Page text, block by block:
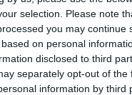
selection. Please note
you may continue
on personal
disclosed to third
separately opt-out of the
information by third